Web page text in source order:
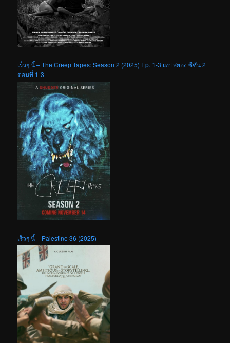
เร็วๆ นี้ – The Creep Tapes: Season 2 (2025) Ep. 1-3 เทปสยอง ซีซัน 2
ตอนที่ 1-3
เร็วๆ นี้ – Palestine 36 (2025)